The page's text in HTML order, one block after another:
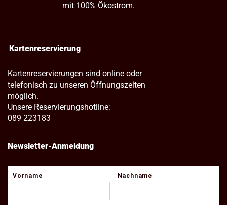
mit 100% Ökostrom.
Kartenreservierung
Kartenreservierungen sind online oder
telefonisch zu unseren Öffnungszeiten
möglich.
Unsere Reservierungshotline:
089 223183
Newsletter-Anmeldung